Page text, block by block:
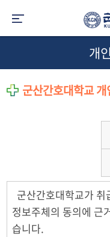
개
군산간호대학교
군산간호대학교가
정보주체의 동의에 근
습니다.